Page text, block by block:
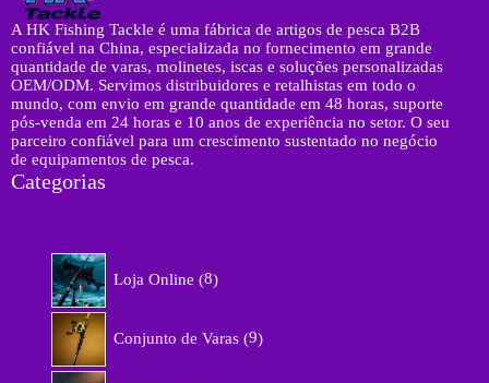
A HK Fishing Tackle é uma fábrica de artigos de pesca B2B
confiável na China, especializada no fornecimento em grande
quantidade de varas, molinetes, iscas e soluções personalizadas
OEM/ODM. Servimos distribuidores e retalhistas em todo o
mundo, com envio em grande quantidade em 48 horas, suporte
pós-venda em 24 horas e 10 anos de experiência no setor. O seu
parceiro confiável para um crescimento sustentado no negócio
de equipamentos de pesca.
Categorias
Loja Online 8p
o
Conjunto de Varas 9p